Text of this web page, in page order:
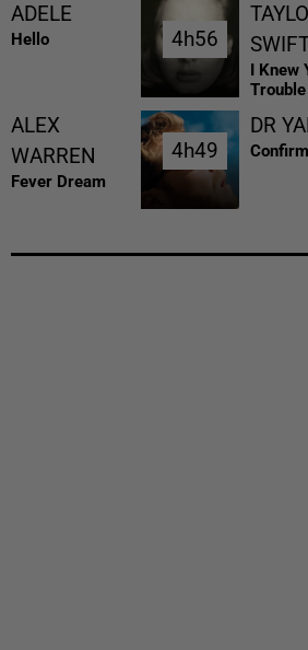
ADELE
Hello 4h56
4h56
I Knew
Trouble
ALEX
WARREN
Fever Dream
4h49
4h49
DR